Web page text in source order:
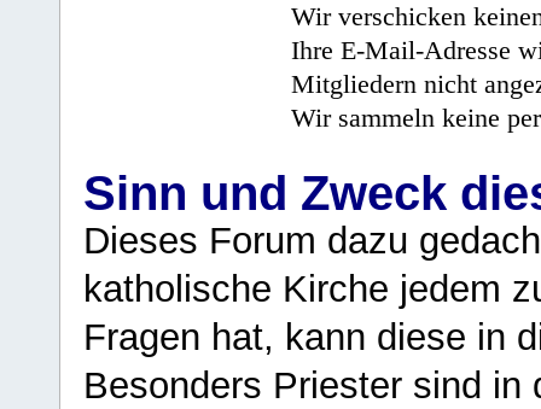
Wir verschicken
Ihre E-Mail-Adresse
Mitgliedern nicht
Wir sammeln keine
Sinn und Zweck
Dieses Forum dazu
katholische Kirche jedem
Fragen hat, kann diese in
Besonders Priester sind in